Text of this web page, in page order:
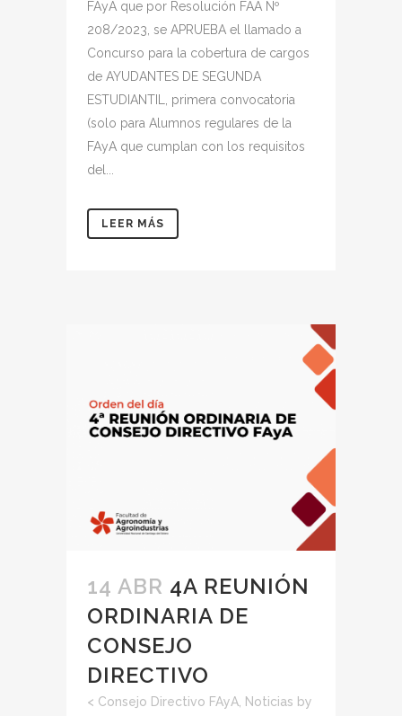
FAyA que por Resolución FAA Nº
208/2023, se APRUEBA el llamado a
Concurso para la cobertura de cargos
de AYUDANTES DE SEGUNDA
ESTUDIANTIL, primera convocatoria
(solo para Alumnos regulares de la
FAyA que cumplan con los requisitos
del...
LEER MÁS
14 ABR 4A REUNIÓN
ORDINARIA DE
CONSEJO
DIRECTIVO
< Consejo Directivo FAyA Noticias by